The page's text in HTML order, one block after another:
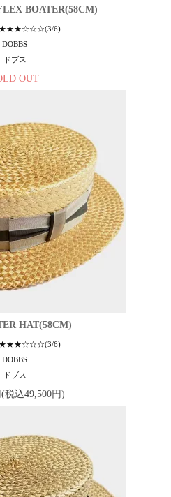
BOATER(58CM)
: ★★★☆☆☆(3/6)
DOBBS
ドブス
OUT
HAT(58CM)
: ★★★☆☆☆(3/6)
DOBBS
ドブス
税込49,500円)